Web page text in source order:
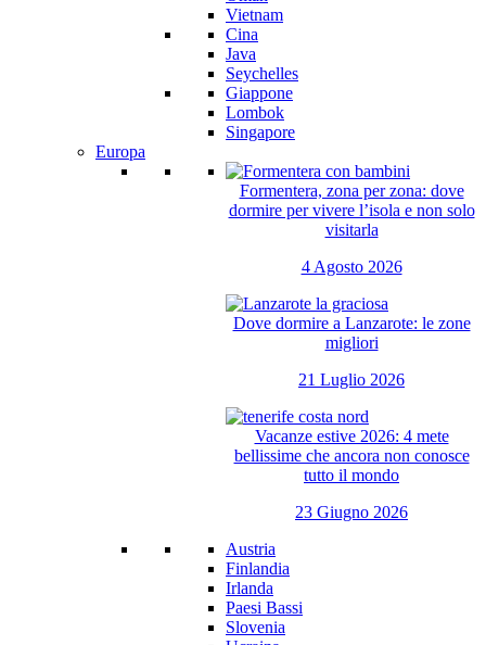
Vietnam
Cina
Java
Seychelles
Giappone
Lombok
Singapore
Europa
Formentera, zona per zona: dove
dormire per vivere l’isola e non solo
visitarla
4 Agosto 2026
Dove dormire a Lanzarote: le zone
migliori
21 Luglio 2026
Vacanze estive 2026: 4 mete
bellissime che ancora non conosce
tutto il mondo
23 Giugno 2026
Austria
Finlandia
Irlanda
Paesi Bassi
Slovenia